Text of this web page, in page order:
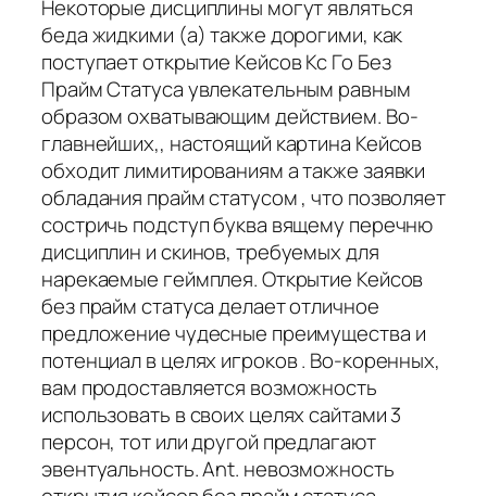
Некоторые дисциплины могут являться
беда жидкими (а) также дорогими, как
поступает открытие Кейсов Кс Го Без
Прайм Статуса увлекательным равным
образом охватывающим действием. Во-
главнейших,, настоящий картина Кейсов
обходит лимитированиям а также заявки
обладания прайм статусом , что позволяет
состричь подступ буква вящему перечню
дисциплин и скинов, требуемых для
нарекаемые геймплея. Открытие Кейсов
без прайм статуса делает отличное
предложение чудесные преимущества и
потенциал в целях игроков . Во-коренных,
вам продоставляется возможность
использовать в своих целях сайтами 3
персон, тот или другой предлагают
эвентуальность. Ant. невозможность